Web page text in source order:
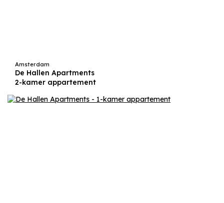
Amsterdam
De Hallen Apartments
2-kamer appartement